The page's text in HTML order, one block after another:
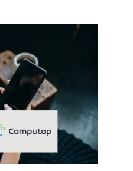
an die
Mechanismen.